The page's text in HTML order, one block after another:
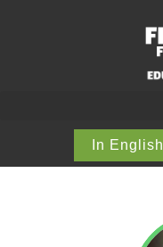
In English